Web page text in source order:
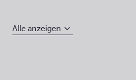
Alle anzeigen